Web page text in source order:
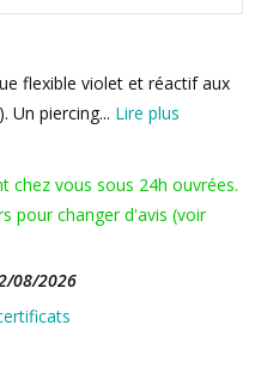
flexible violet et réactif aux
Un piercing... Lire plus
chez vous sous 24h ouvrées.
pour changer d'avis (voir
08/2026